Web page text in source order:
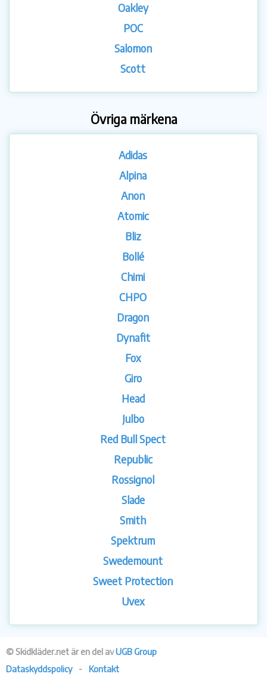
Oakley
POC
Salomon
Scott
Övriga märkena
Adidas
Alpina
Anon
Atomic
Bliz
Bollé
Chimi
CHPO
Dragon
Dynafit
Fox
Giro
Head
Julbo
Red Bull Spect
Republic
Rossignol
Slade
Smith
Spektrum
Swedemount
Sweet Protection
Uvex
© Skidkläder.net är en del avUGB Group
Dataskyddspolicy
- Kontakt